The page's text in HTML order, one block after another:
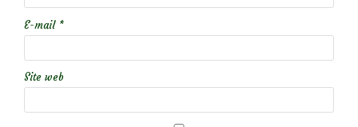
E-mail *
Site web